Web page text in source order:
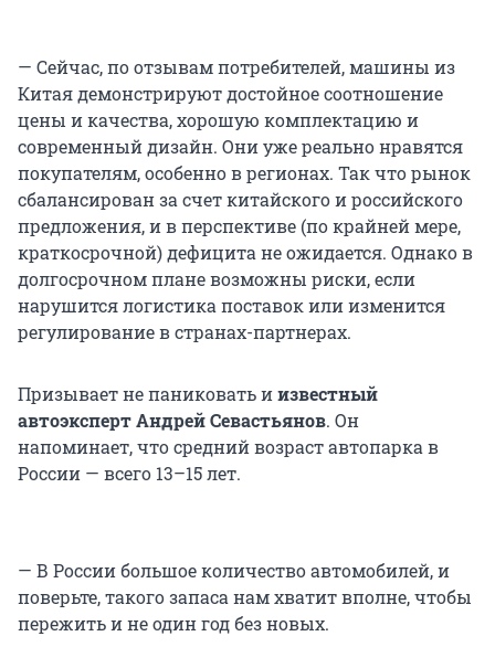
— Сейчас, по отзывам потребителей, машины из
Китая демонстрируют достойное соотношение
цены и качества, хорошую комплектацию и
современный дизайн. Они уже реально нравятся
покупателям, особенно в регионах. Так что рынок
сбалансирован за счет китайского и российского
предложения, и в перспективе (по крайней мере,
краткосрочной) дефицита не ожидается. Однако в
долгосрочном плане возможны риски, если
нарушится логистика поставок или изменится
регулирование в странах-партнерах.
Призывает не паниковать иизвестный
автоэксперт Андрей Севастьянов. Он
напоминает, что средний возраст автопарка в
России — всего 13–15 лет.
— В России большое количество автомобилей, и
поверьте, такого запаса нам хватит вполне, чтобы
пережить и не один год без новых.